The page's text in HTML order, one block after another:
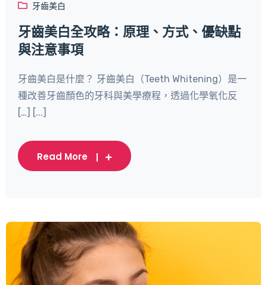
牙齒美白
牙齒美白全攻略：原理、方式、優缺點
與注意事項
牙齒美白是什麼？ 牙齒美白（Teeth Whitening）是一
種改善牙齒顏色的牙科與美學療程，透過化學氧化反
[…] [...]
Read More